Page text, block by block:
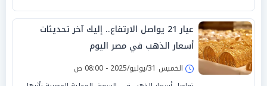
عيار 21 يواصل الارتفاع.. إليك آخر تحديثات
أسعار الذهب في مصر اليوم
الخميس 31/يوليو/2025 - 08:00 ص